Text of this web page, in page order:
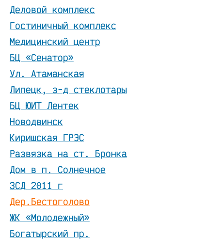
Деловой комплекс
Гостиничный комплекс
Медицинский центр
БЦ «Сенатор»
Ул. Атаманская
Липецк, з-д стеклотары
БЦ ЮИТ Лентек
Новодвинск
Киришская ГРЭС
Развязка на ст. Бронка
Дом в п. Солнечное
ЗСД 2011 г
Дер.Бестоголово
ЖК «Молодежный»
Богатырский пр.